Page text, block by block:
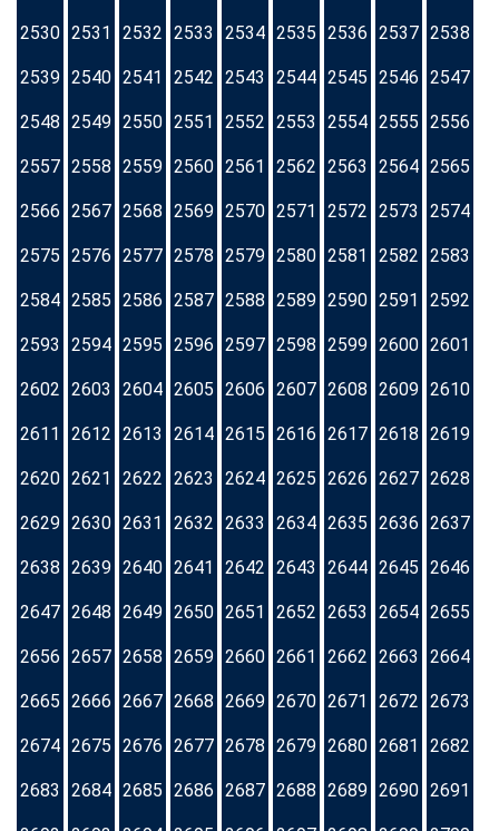
2530 2531 2532 2533 2534 2535 2536 2537 2538
2539 2540 2541 2542 2543 2544 2545 2546 2547
2548 2549 2550 2551 2552 2553 2554 2555 2556
2557 2558 2559 2560 2561 2562 2563 2564 2565
2566 2567 2568 2569 2570 2571 2572 2573 2574
2575 2576 2577 2578 2579 2580 2581 2582 2583
2584 2585 2586 2587 2588 2589 2590 2591 2592
2593 2594 2595 2596 2597 2598 2599 2600 2601
2602 2603 2604 2605 2606 2607 2608 2609 2610
2611 2612 2613 2614 2615 2616 2617 2618 2619
2620 2621 2622 2623 2624 2625 2626 2627 2628
2629 2630 2631 2632 2633 2634 2635 2636 2637
2638 2639 2640 2641 2642 2643 2644 2645 2646
2647 2648 2649 2650 2651 2652 2653 2654 2655
2656 2657 2658 2659 2660 2661 2662 2663 2664
2665 2666 2667 2668 2669 2670 2671 2672 2673
2674 2675 2676 2677 2678 2679 2680 2681 2682
2683 2684 2685 2686 2687 2688 2689 2690 2691